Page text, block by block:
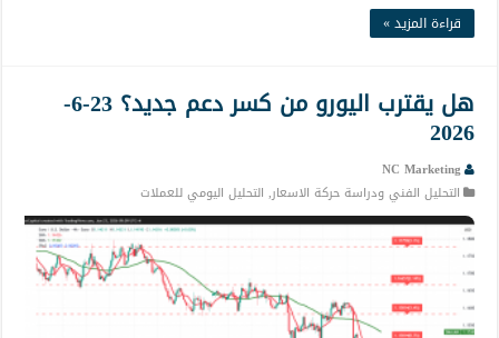
قراءة المزيد »
هل يقترب اليورو من كسر دعم جديد؟ 23-6-
2026
NC Marketing
التحليل الفني ودراسة حركة الاسعار, التحليل اليومي للعملات